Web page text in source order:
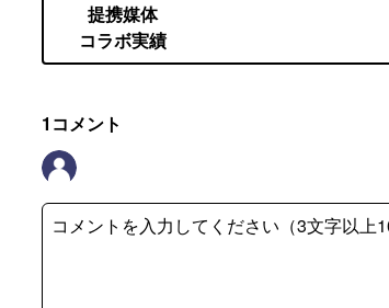
提携媒体
コラボ実績
1 コメント